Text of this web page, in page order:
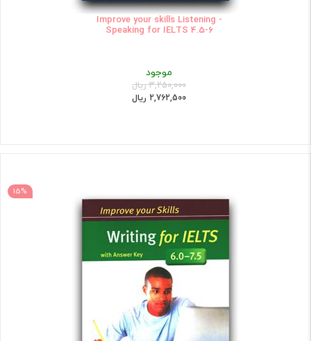
Improve your skills Listening -
Speaking for IELTS 4.5-6
موجود
3,250,000 ریال
2,762,500 ریال
15%